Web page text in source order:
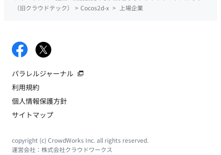
（旧クラウドテック）
> Cocos2d-x > 上場企業
パラレルジャーナル
利用規約
個人情報保護方針
サイトマップ
copyright (c) CrowdWorks Inc. all rights reserved.
運営会社： 株式会社クラウドワークス